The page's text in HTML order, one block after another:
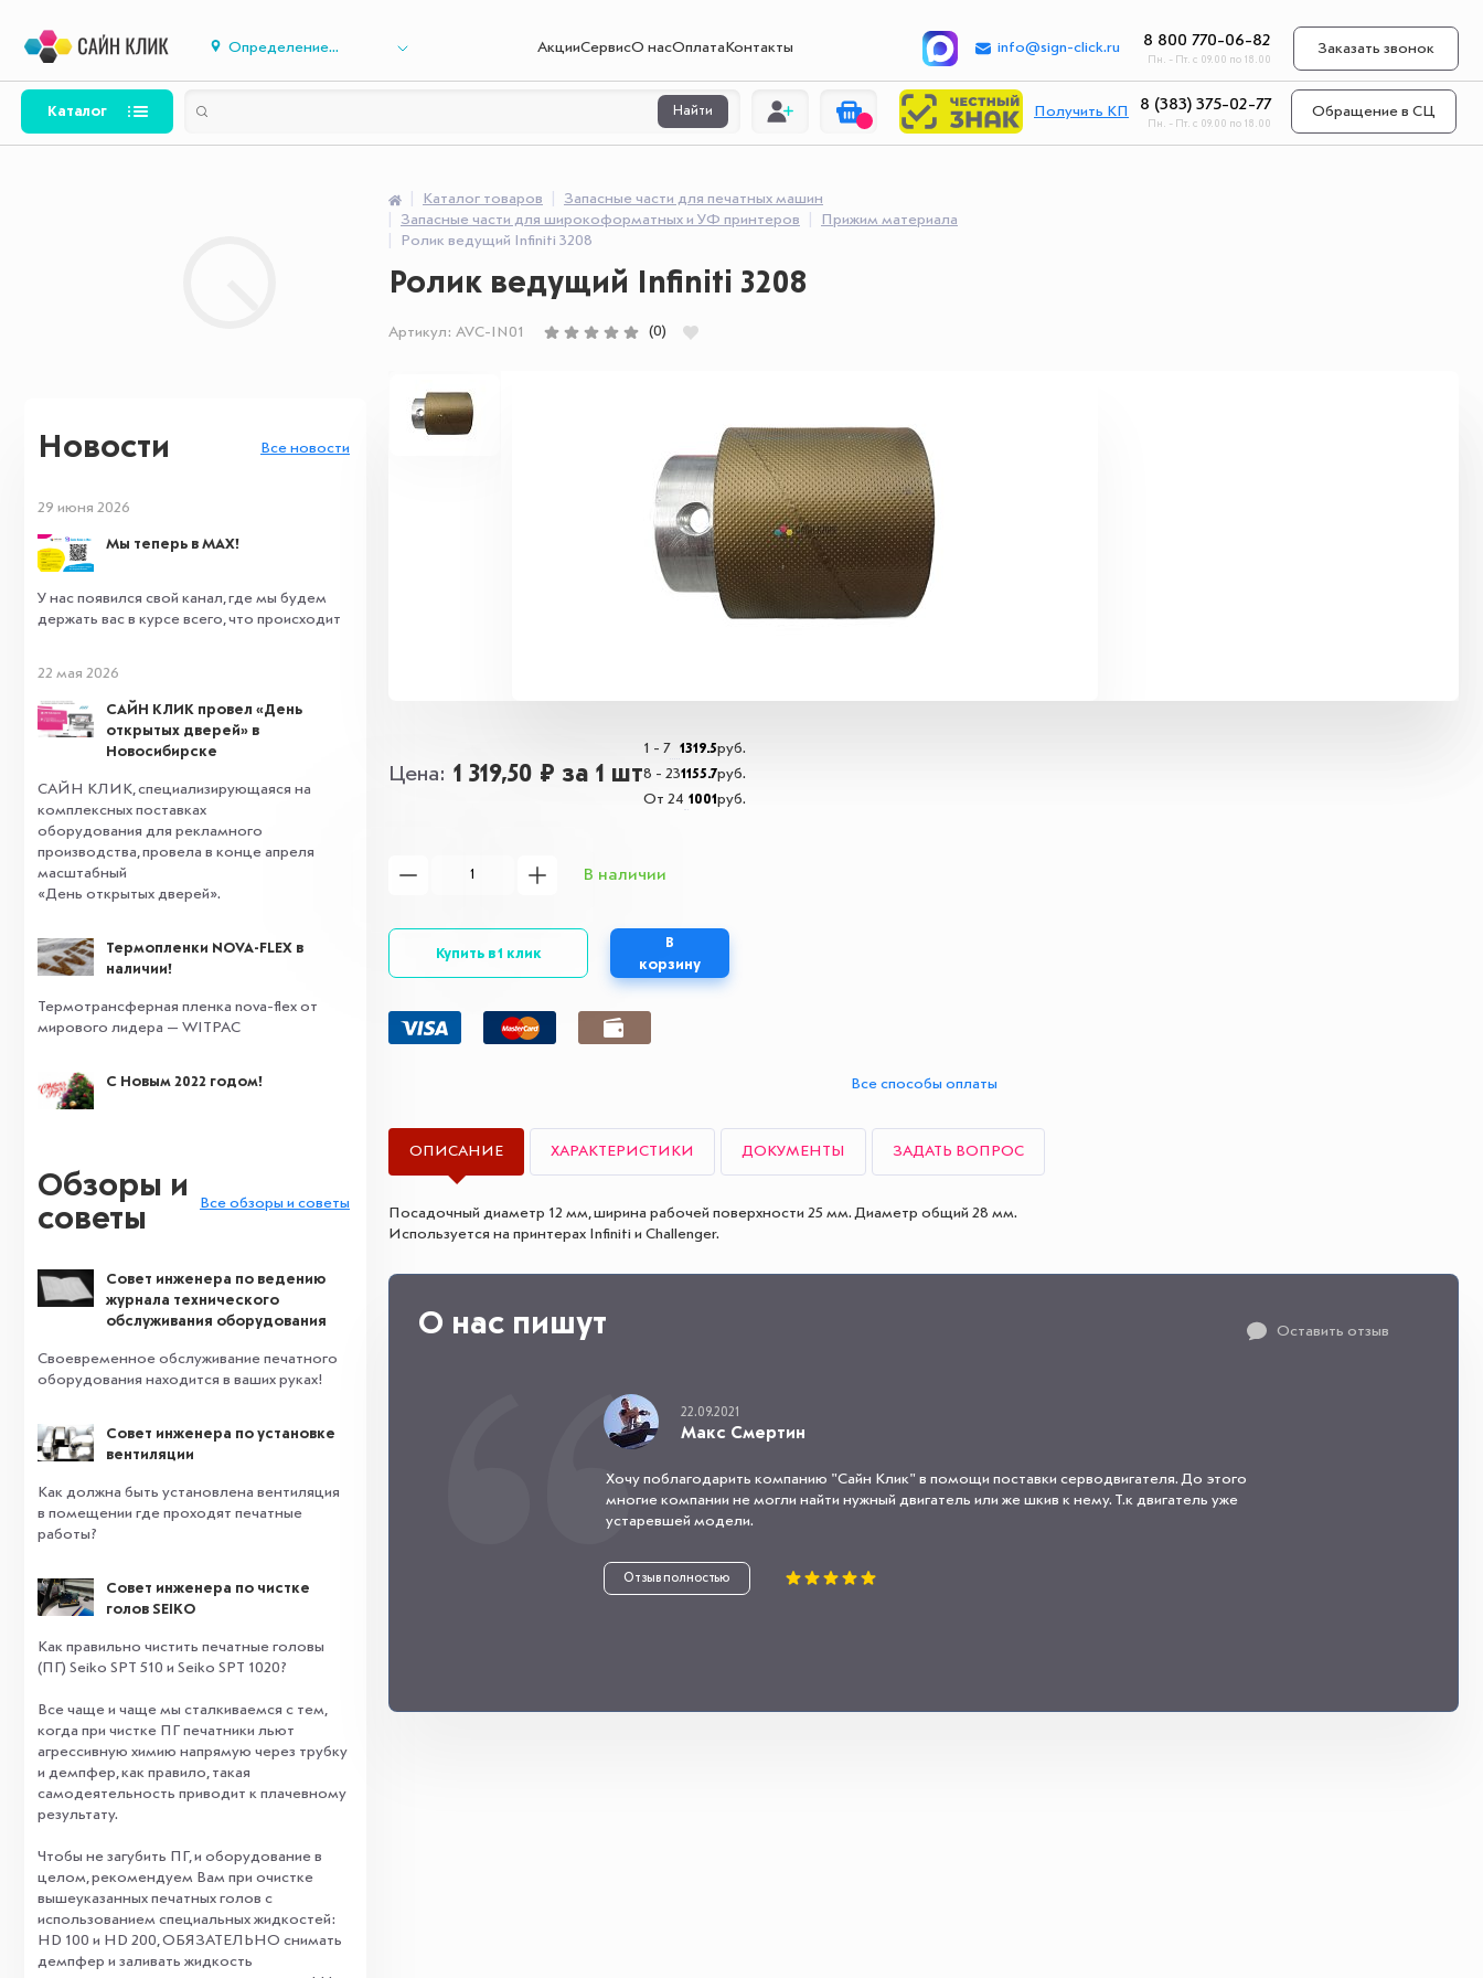
Определение... АкцииСервисО насОплата Контакты info@sign-click.ru 8 800 770-06-82
Пн. - Пт. с 09.00 по 18.00
Заказать звонок
Каталог Найти Получить КП 8 (383) 375-02-77
Пн. - Пт. с 09.00 по 18.00
Обращение в СЦ
Новости Все новости
29 июня 2026
Мы теперь в MAX!
У нас появился свой канал, где мы будем
держать вас в курсе всего, что происходит
22 мая 2026
САЙН КЛИК провел «День
открытых дверей» в
Новосибирске
САЙН КЛИК, специализирующаяся на
комплексных поставках
оборудования для рекламного
производства, провела в конце апреля
масштабный
«День открытых дверей».
Термопленки NOVA-FLEX в
наличии!
Термотрансферная пленка nova-flex от
мирового лидера — WITPAC
С Новым 2022 годом!
Обзоры и
советы
Все обзоры и советы
Совет инженера по ведению
журнала технического
обслуживания оборудования
Своевременное обслуживание печатного
оборудования находится в ваших руках!
Совет инженера по установке
вентиляции
Как должна быть установлена вентиляция
в помещении где проходят печатные
работы?
Совет инженера по чистке
голов SEIKO
Как правильно чистить печатные головы
(ПГ) Seiko SPT 510 и Seiko SPT 1020?
Все чаще и чаще мы сталкиваемся с тем,
когда при чистке ПГ печатники льют
агрессивную химию напрямую через трубку
и демпфер, как правило, такая
самодеятельность приводит к плачевному
результату.
Чтобы не загубить ПГ, и оборудование в
целом, рекомендуем Вам при очистке
вышеуказанных печатных голов с
использованием специальных жидкостей:
HD 100 и HD 200, ОБЯЗАТЕЛЬНО снимать
демпфер и заливать жидкость
Каталог товаров
Запасные части для печатных машин
Запасные части для широкоформатных и УФ принтеров
Прижим материала
Ролик ведущий Infiniti 3208
Ролик ведущий Infiniti 3208
Артикул: AVC-IN01 (0)
Цена 1 319,50 ₽ за 1 шт
1 - 7 1319.5руб.
8 - 231155.7руб.
От 24 1001руб.
В наличии
Купить в 1 клик
В
корзину
Все способы оплаты
ОПИСАНИЕ ХАРАКТЕРИСТИКИ ДОКУМЕНТЫ ЗАДАТЬ ВОПРОС
Посадочный диаметр 12 мм, ширина рабочей поверхности 25 мм. Диаметр общий 28 мм.
Используется на принтерах Infiniti и Challenger.
О нас пишут Оставить отзыв
22.09.2021
Макс Смертин
Хочу поблагодарить компанию "Сайн Клик" в помощи поставки серводвигателя. До этого
многие компании не могли найти нужный двигатель или же шкив к нему. Т.к двигатель уже
устаревшей модели.
Отзыв полностью